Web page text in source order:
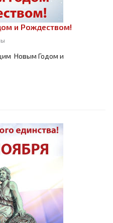
и Рождеством!
Новым Годом и